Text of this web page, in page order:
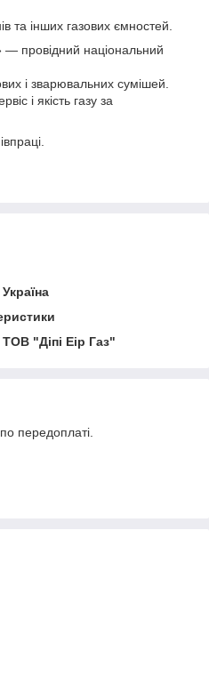
та інших газових ємностей.
провідний національний
і зварювальних сумішей.
і якість газу за
Україна
ТОВ "Діпі Еір Газ"
передоплаті.